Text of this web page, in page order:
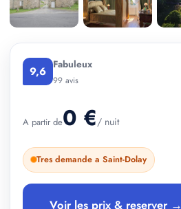
9,6 Fabuleux
99 avis
A partir de0 €/ nuit
Tres demande a Saint-Dolay
Voir les prix & reserver →